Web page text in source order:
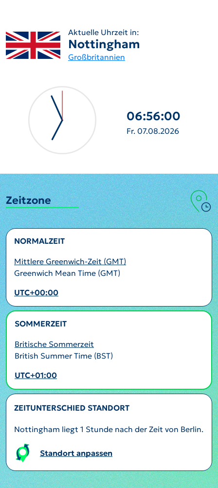
Aktuelle Uhrzeit in:
Nottingham
Großbritannien
06:56:01
Fr. 07.08.2026
Zeitzone
NORMALZEIT
Mittlere Greenwich-Zeit (GMT)
Greenwich Mean Time (GMT)
UTC+00:00
SOMMERZEIT
Britische Sommerzeit
British Summer Time (BST)
UTC+01:00
ZEITUNTERSCHIED STANDORT
Nottingham liegt 1 Stunde nach der Zeit von Berlin.
Standort anpassen